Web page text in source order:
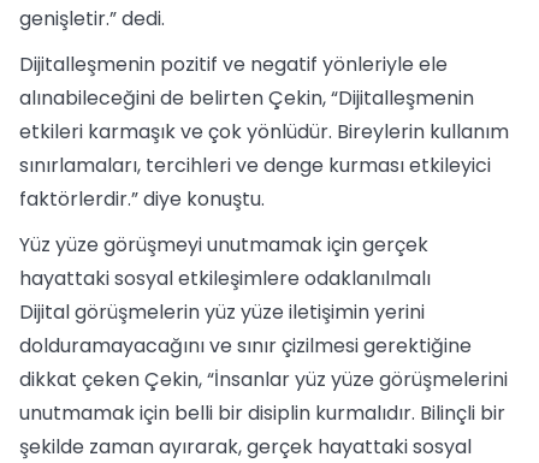
genişletir.” dedi.
Dijitalleşmenin pozitif ve negatif yönleriyle ele
alınabileceğini de belirten Çekin, “Dijitalleşmenin
etkileri karmaşık ve çok yönlüdür. Bireylerin kullanım
sınırlamaları, tercihleri ve denge kurması etkileyici
faktörlerdir.” diye konuştu.
Yüz yüze görüşmeyi unutmamak için gerçek
hayattaki sosyal etkileşimlere odaklanılmalı
Dijital görüşmelerin yüz yüze iletişimin yerini
dolduramayacağını ve sınır çizilmesi gerektiğine
dikkat çeken Çekin, “İnsanlar yüz yüze görüşmelerini
unutmamak için belli bir disiplin kurmalıdır. Bilinçli bir
şekilde zaman ayırarak, gerçek hayattaki sosyal